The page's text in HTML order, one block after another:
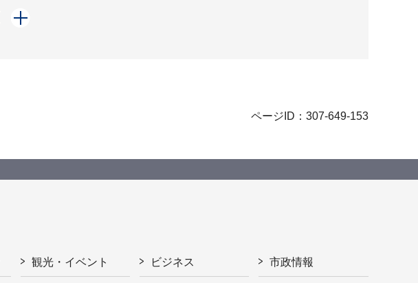
ページID：307-649-153
観光・イベント ビジネス 市政情報